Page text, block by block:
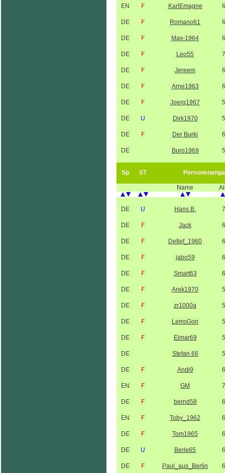
EN F KarlEmagne
DE F Romano61
DE F Max-1964
DE F Leo55
DE F Jereem
DE F Arne1963
DE F Joerg1967
DE U Dirk1970
DE F Der Burki
DE Buro1969
Sp ST
Name
DE U Hans B.
DE F Jack
DE F Detlef_1960
DE F jabo59
DE F Smart63
DE F Arek1970
DE F zr1000a
DE F LemsGon
DE F Elmar69
DE Stefan 66
DE F Andi9
EN F GM
DE F bernd58
EN F Toby_1962
DE F Tom1965
DE U Berle65
DE F Paul_aus_Berlin